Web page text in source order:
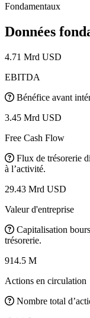
Fondamentaux
Données
4.71 Mrd USD
EBITDA
Bénéfice avant
3.45 Mrd USD
Free Cash Flow
Flux de trésorerie
à l’activité.
29.43 Mrd USD
Valeur d'entreprise
Capitalisation
trésorerie.
914.5 M
Actions en circulation
Nombre total